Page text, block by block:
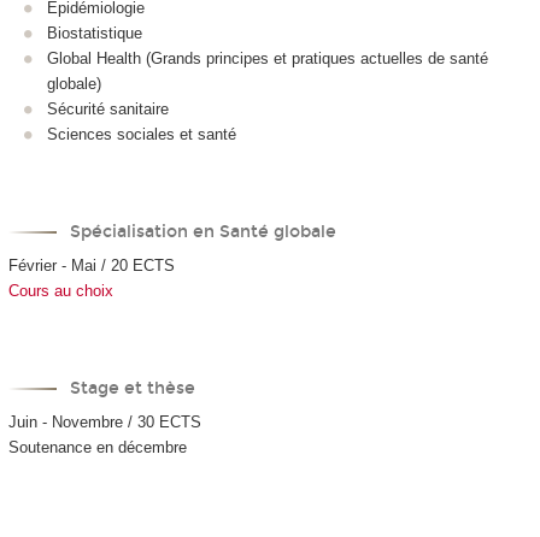
Epidémiologie
Biostatistique
Global Health (Grands principes et pratiques actuelles de santé
globale)
Sécurité sanitaire
Sciences sociales et santé
Spécialisation en Santé globale
Février - Mai / 20 ECTS
Cours au choix
Stage et thèse
Juin - Novembre / 30 ECTS
Soutenance en décembre